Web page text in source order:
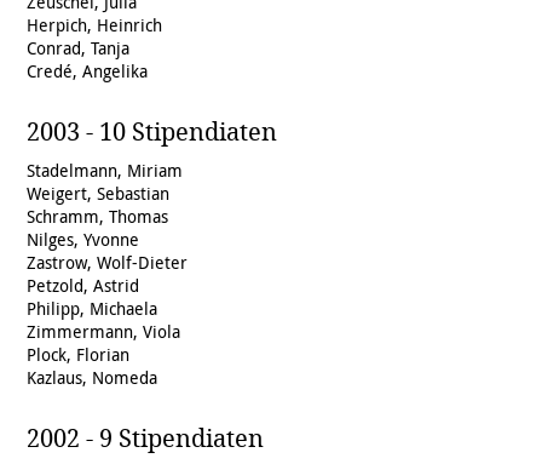
Herpich, Heinrich
Conrad, Tanja
Credé, Angelika
2003 - 10 Stipendiaten
Stadelmann, Miriam
Weigert, Sebastian
Schramm, Thomas
Nilges, Yvonne
Zastrow, Wolf-Dieter
Petzold, Astrid
Philipp, Michaela
Zimmermann, Viola
Plock, Florian
Kazlaus, Nomeda
2002 - 9 Stipendiaten